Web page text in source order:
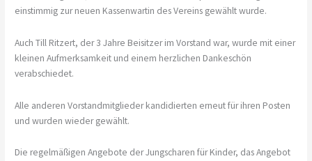
einstimmig zur neuen Kassenwartin des Vereins gewählt wurde.
Auch Till Ritzert, der 3 Jahre Beisitzer im Vorstand war, wurde mit einer
kleinen Aufmerksamkeit und einem herzlichen Dankeschön
verabschiedet.
Alle anderen Vorstandmitglieder kandidierten erneut für ihren Posten
und wurden wieder gewählt.
Die regelmäßigen Angebote der Jungscharen für Kinder, das Angebot